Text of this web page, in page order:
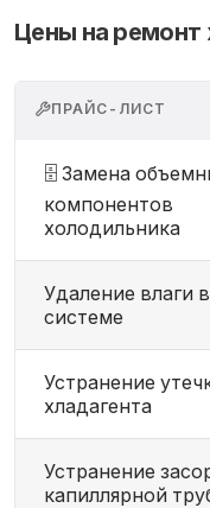
Цены на ремонт
ПРАЙС-ЛИСТ
🗄️ Замена
компонентов
холодильника
Удаление влаги в
системе
Устранение
хладагента
Устранение
капиллярной